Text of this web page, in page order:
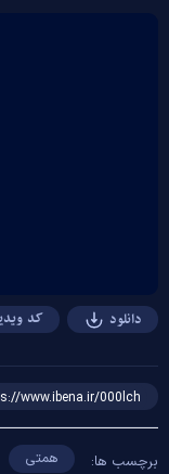
دانلود کد
برچسب ها: همتی